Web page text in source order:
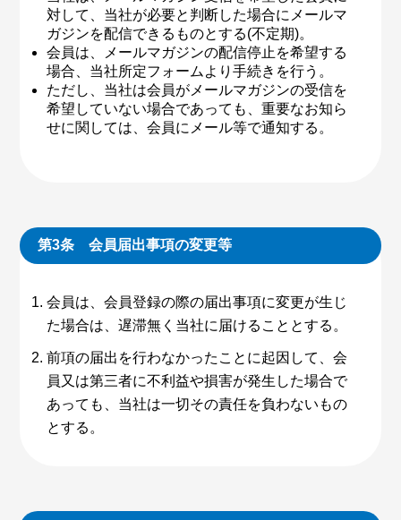
対して、当社が必要と判断した場合にメールマ
ガジンを配信できるものとする(不定期)。
会員は、メールマガジンの配信停止を希望する
場合、当社所定フォームより手続きを行う。
ただし、当社は会員がメールマガジンの受信を
希望していない場合であっても、重要なお知ら
せに関しては、会員にメール等で通知する。
第3条 会員届出事項の変更等
会員は、会員登録の際の届出事項に変更が生じ
た場合は、遅滞無く当社に届けることとする。
前項の届出を行わなかったことに起因して、会
員又は第三者に不利益や損害が発生した場合で
あっても、当社は一切その責任を負わないもの
とする。